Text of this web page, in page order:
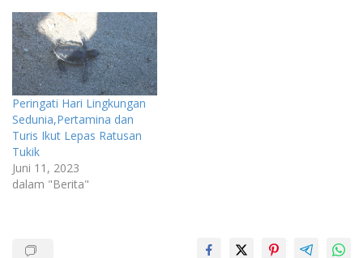
Peringati Hari Lingkungan
Sedunia,Pertamina dan
Turis Ikut Lepas Ratusan
Tukik
Juni 11, 2023
dalam "Berita"